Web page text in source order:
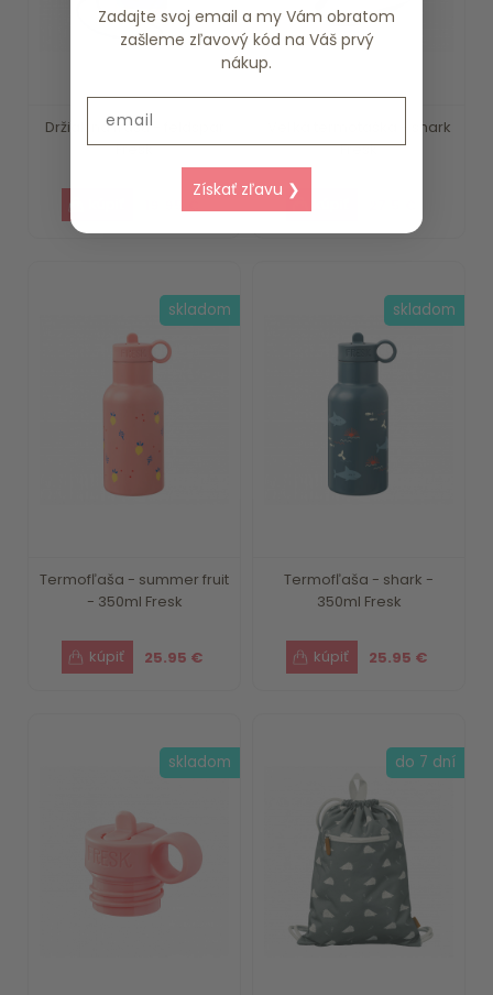
Držiak na fľašu - feldspar
Fresk
Veľká termotaška - shark
Fresk
Termofľaša - summer fruit
- 350ml Fresk
25.95 €
skladom
Termofľaša - shark -
350ml Fresk
25.95 €
skladom
skladom do 7 dní
Zadajte svoj email a my Vám obratom
zašleme zľavový kód na Váš prvý
nákup.
Získať zľavu ❯